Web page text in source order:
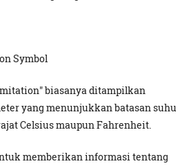
Symbol
biasanya ditampilkan
yang menunjukkan batasan suhu
Celsius maupun Fahrenheit.
memberikan informasi tentang